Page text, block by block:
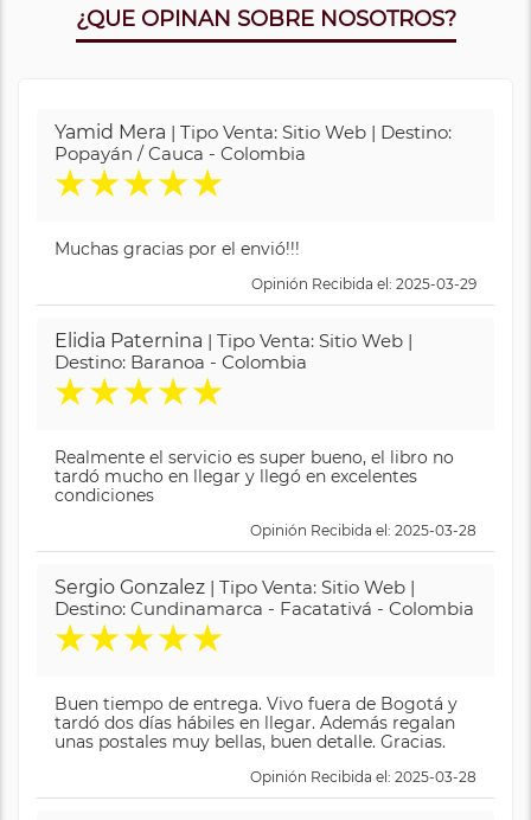
¿QUE OPINAN SOBRE NOSOTROS?
Yamid Mera | Tipo Venta: Sitio Web | Destino:
Popayán / Cauca - Colombia
★★★★★
Muchas gracias por el envió!!!
Opinión Recibida el: 2025-03-29
Elidia Paternina | Tipo Venta: Sitio Web |
Destino: Baranoa - Colombia
★★★★★
Realmente el servicio es super bueno, el libro no
tardó mucho en llegar y llegó en excelentes
condiciones
Opinión Recibida el: 2025-03-28
Sergio Gonzalez | Tipo Venta: Sitio Web |
Destino: Cundinamarca - Facatativá - Colombia
★★★★★
Buen tiempo de entrega. Vivo fuera de Bogotá y
tardó dos días hábiles en llegar. Además regalan
unas postales muy bellas, buen detalle. Gracias.
Opinión Recibida el: 2025-03-28